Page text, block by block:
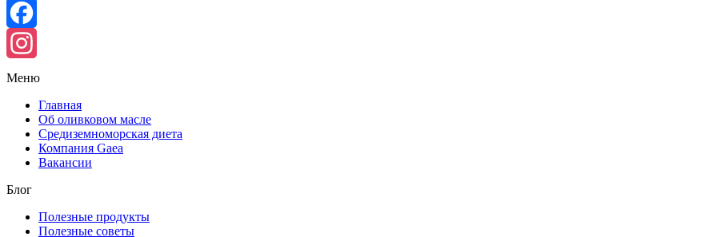
Facebook
Instagram
Меню
Главная
Об оливковом масле
Средиземноморская диета
Компания Gaea
Вакансии
Блог
Полезные продукты
Полезные советы